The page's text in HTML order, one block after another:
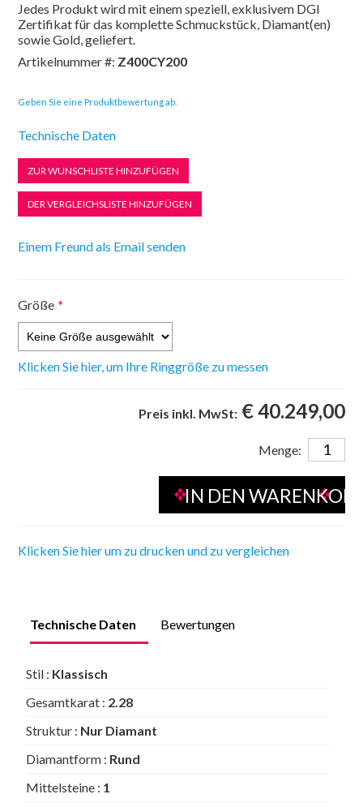
Jedes Produkt wird mit einem speziell, exklusivem DGI
Zertifikat für das komplette Schmuckstück, Diamant(en)
sowie Gold, geliefert.
Artikelnummer #: Z400CY200
Geben Sie eine Produktbewertung ab.
Technische Daten
Größe *
Klicken Sie hier, um Ihre Ringgröße zu messen
Preis inkl. MwSt: € 40.249,00
Menge:
Klicken Sie hier um zu drucken und zu vergleichen
Technische Daten Bewertungen
Stil : Klassisch
Gesamtkarat : 2.28
Struktur : Nur Diamant
Diamantform : Rund
Mittelsteine : 1